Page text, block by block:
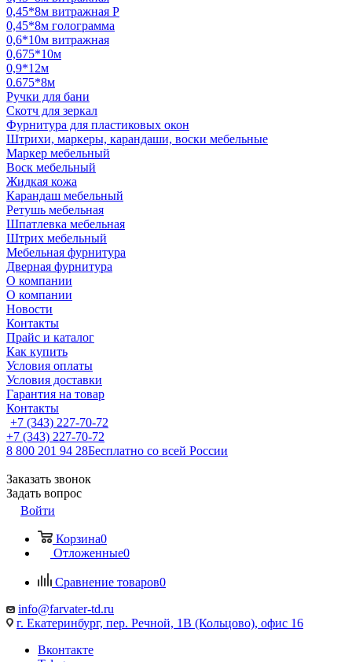
0,45*8м витражная Р
0,45*8м голограмма
0,6*10м витражная
0,675*10м
0,9*12м
0.675*8м
Ручки для бани
Скотч для зеркал
Фурнитура для пластиковых окон
Штрихи, маркеры, карандаши, воски мебельные
Маркер мебельный
Воск мебельный
Жидкая кожа
Карандаш мебельный
Ретушь мебельная
Шпатлевка мебельная
Штрих мебельный
Мебельная фурнитура
Дверная фурнитура
О компании
О компании
Новости
Контакты
Прайс и каталог
Как купить
Условия оплаты
Условия доставки
Гарантия на товар
Контакты
+7 (343) 227-70-72
+7 (343) 227-70-72
8 800 201 94 28Бесплатно со всей России
Заказать звонок
Задать вопрос
Войти
Корзина0
Отложенные0
Сравнение товаров0
info@farvater-td.ru
г. Екатеринбург, пер. Речной, 1В (Кольцово), офис 16
Вконтакте